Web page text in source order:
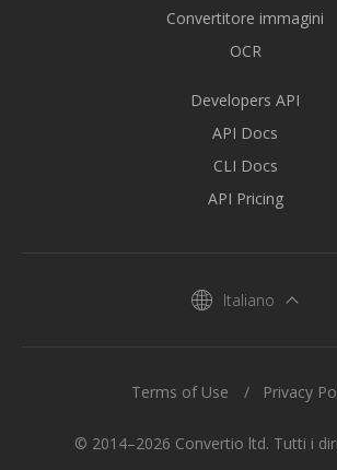
Convertitore immagini
OCR
Developers API
API Docs
CLI Docs
API Pricing
Italiano
© 2014–2026 Convertio ltd. Tutti i
Terms of Use Privacy